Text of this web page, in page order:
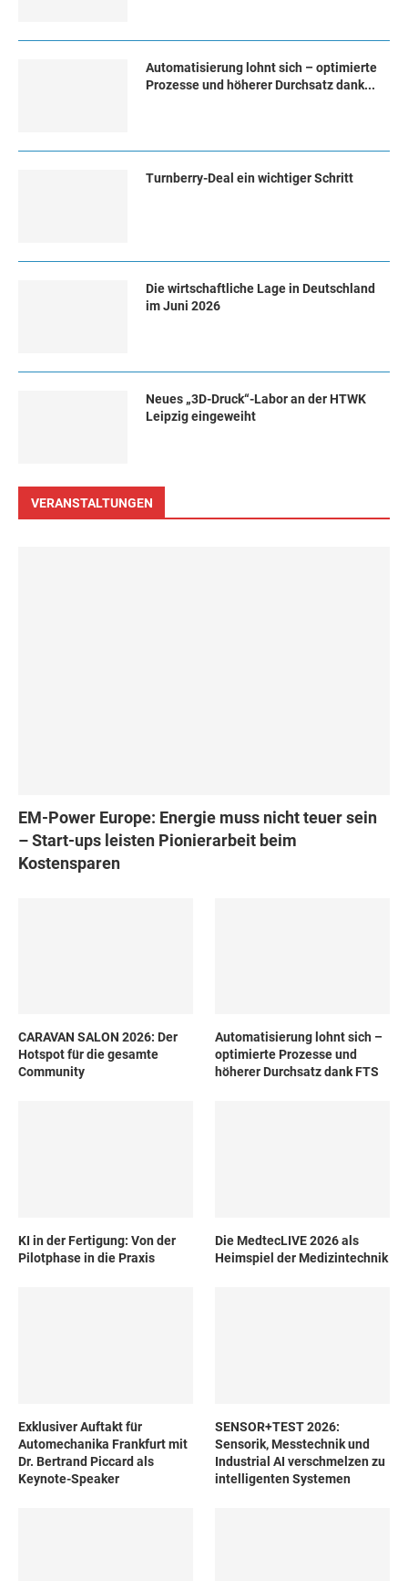
Automatisierung lohnt sich – optimierte
Prozesse und höherer Durchsatz dank...
Turn­ber­ry-Deal ein wich­ti­ger Schritt
Die wirtschaftliche Lage in Deutschland
im Juni 2026
Neues „3D-Druck“-Labor an der HTWK
Leipzig eingeweiht
VERANSTALTUNGEN
EM-Power Europe: Energie muss nicht teuer sein
– Start-ups leisten Pionierarbeit beim
Kostensparen
CARAVAN SALON 2026: Der
Hotspot für die gesamte
Community
Automatisierung lohnt sich –
optimierte Prozesse und
höherer Durchsatz dank FTS
KI in der Fertigung: Von der
Pilotphase in die Praxis
Die MedtecLIVE 2026 als
Heimspiel der Medizintechnik
Exklusiver Auftakt für
Automechanika Frankfurt mit
Dr. Bertrand Piccard als
Keynote-Speaker
SENSOR+TEST 2026:
Sensorik, Messtechnik und
Industrial AI verschmelzen zu
intelligenten Systemen